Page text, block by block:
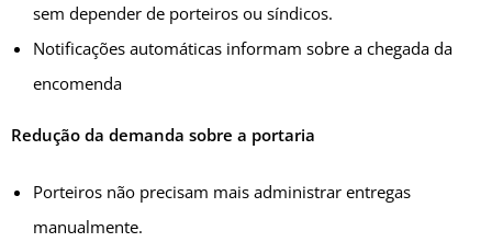
sem depender de porteiros ou síndicos.
Notificações automáticas informam sobre a chegada da
encomenda
Redução da demanda sobre a portaria
Porteiros não precisam mais administrar entregas
manualmente.